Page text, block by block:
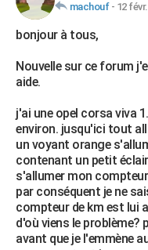
Essais
Réserver un essai
Citadines
Berlines
SUV
Forum auto
HIGH-TECH
Forum
Aménagement intérieur
Extérieur
Cuisine
Salle de bains
Jardinage
Rangement
WEEK-END
Guides de France
Escapades
Patrimoine
Expositions
Musées
Week-end nature
+LIFESTYLE
Art de vivre
Bien-être
Loisirs
Mode
Modes de vie
SANTE
Alimentation
Guide de la santé
Maladies
Médicaments
Sommeil
VOYAGE
Destinations
City break
Voyage nature
Voyage de noces
Forum
Climat
+PHOTO
GUIDES D'ACHAT
machouf- 12
bonjour à tous,
Nouvelle sur ce forum
aide.
j'ai une opel corsa viva
environ. jusqu'ici tout
un voyant orange
contenant un petit
s'allumer mon
par conséquent je ne
compteur de km est lui
d'où viens le problème?
avant que je l'emmène